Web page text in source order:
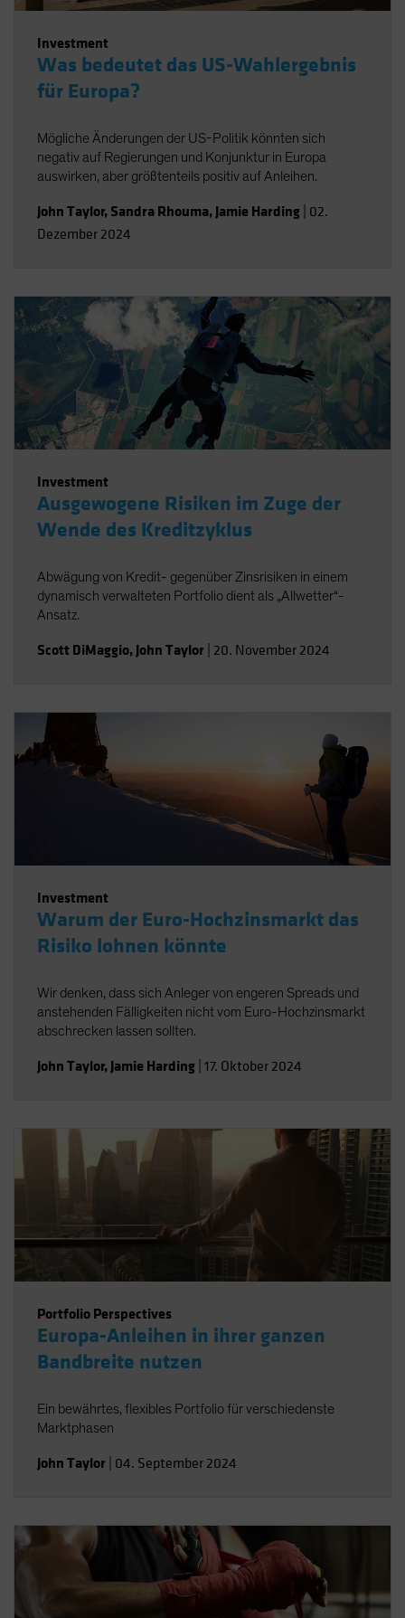
Investment
Was bedeutet das US-Wahlergebnis
für Europa?
Mögliche Änderungen der US-Politik könnten sich
negativ auf Regierungen und Konjunktur in Europa
auswirken, aber größtenteils positiv auf Anleihen.
John Taylor, Sandra Rhouma, Jamie Harding 02.
Dezember 2024
Investment
Ausgewogene Risiken im Zuge der
Wende des Kreditzyklus
Abwägung von Kredit- gegenüber Zinsrisiken in einem
dynamisch verwalteten Portfolio dient als „Allwetter“-
Ansatz.
Scott DiMaggio, John Taylor 20. November 2024
Investment
Warum der Euro-Hochzinsmarkt das
Risiko lohnen könnte
Wir denken, dass sich Anleger von engeren Spreads und
anstehenden Fälligkeiten nicht vom Euro-Hochzinsmarkt
abschrecken lassen sollten.
John Taylor, Jamie Harding 17. Oktober 2024
Portfolio Perspectives
Europa-Anleihen in ihrer ganzen
Bandbreite nutzen
Ein bewährtes, flexibles Portfolio für verschiedenste
Marktphasen
John Taylor 04. September 2024